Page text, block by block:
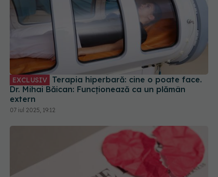
EXCLUSIV
Dr. Mihai Băican: Funcționează ca un plămân
extern
07 iul 2025, 19:12